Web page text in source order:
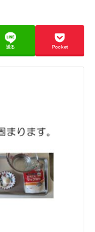
送る Pocket